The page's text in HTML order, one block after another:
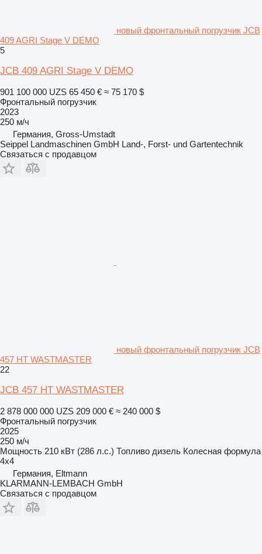
новый фронтальный погрузчик JCB
409 AGRI Stage V DEMO
5
JCB 409 AGRI Stage V DEMO
901 100 000 UZS 65 450 € ≈ 75 170 $
Фронтальный погрузчик
2023
250 м/ч
Германия, Gross-Umstadt
Seippel Landmaschinen GmbH Land-, Forst- und Gartentechnik
Связаться с продавцом
новый фронтальный погрузчик JCB
457 HT WASTMASTER
22
JCB 457 HT WASTMASTER
2 878 000 000 UZS 209 000 € ≈ 240 000 $
Фронтальный погрузчик
2025
250 м/ч
Мощность 210 кВт (286 л.с.) Топливо дизель Колесная формула
4x4
Германия, Eltmann
KLARMANN-LEMBACH GmbH
Связаться с продавцом